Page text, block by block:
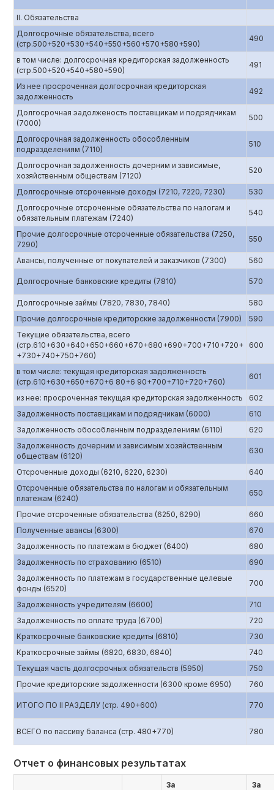
II. Обязательства
Долгосрочные обязательства, всего
(стр.500+520+530+540+550+560+570+580+590)
490
в том числе: долгосрочная кредиторская задолженность
(стр.500+520+540+580+590)
491
Из нее просроченная долгосрочная кредиторская
задолженность
492
Долгосрочная эадолженость поставщикам и подрядчикам
(7000)
500
Долгосрочная задолженность обособленным
подразделениям (7110)
510
Долгосрочная задолженность дочерним и зависимые,
хозяйственным обществам (7120)
520
Долгосрочные отсроченные доходы (7210, 7220, 7230)
530
Долгосрочные отсроченные обязательства по налогам и
обязательным платежам (7240)
540
Прочие долгосрочные отсроченные обязательства (7250,
7290)
550
Авансы, полученные от покупателей и заказчиков (7300) 560
Долгосрочные банковские кредиты (7810) 570
Долгосрочные займы (7820, 7830, 7840)
580
Прочие долгосрочные кредиторские задолженности (7900)
590
Текущие обязательства, всего
(стр.610+630+640+650+660+670+680+690+700+710+720+
+730+740+750+760)
600
в том числе: текущая кредиторская задолженность
(стр.610+630+650+670+6 80+6 90+700+710+720+760)
601
из нее: просроченная текущая кредиторская задолженность
602
Задолженность поставщикам и подрядчикам (6000)
610
Задолженность обособленным подразделениям (6110)
620
Задолженность дочерним и зависимым хозяйственным
обществам (6120)
630
Отсроченные доходы (6210, 6220, 6230)
640
Отсроченные обязательства по налогам и обязательным
платежам (6240)
650
Прочие отсроченные обязательства (6250, 6290)
660
Полученные авансы (6300)
670
Задолженность по платежам в бюджет (6400)
680
Задолженность по страхованию (6510)
690
Задолженность по платежам в государственные целевые
фонды (6520)
700
Задолженность учредителям (6600)
710
Задолженность по оплате труда (6700)
720
Краткосрочные банковские кредиты (6810)
730
Краткосрочные займы (6820, 6830, 6840)
740
Текущая часть долгосрочных обязательств (5950)
750
Прочие кредиторские задолженности (6300 кроме 6950)
760
ИТОГО ПО II РАЗДЕЛУ (стр. 490+600) 770
ВСЕГО по пассиву баланса (стр. 480+770) 780
Отчет о финансовых результатах
За
За